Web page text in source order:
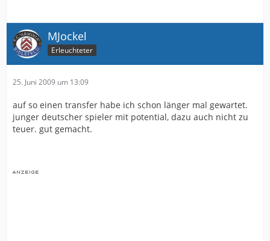
MJockel
Erleuchteter
25. Juni 2009 um 13:09
auf so einen transfer habe ich schon länger mal gewartet.
junger deutscher spieler mit potential, dazu auch nicht zu
teuer. gut gemacht.